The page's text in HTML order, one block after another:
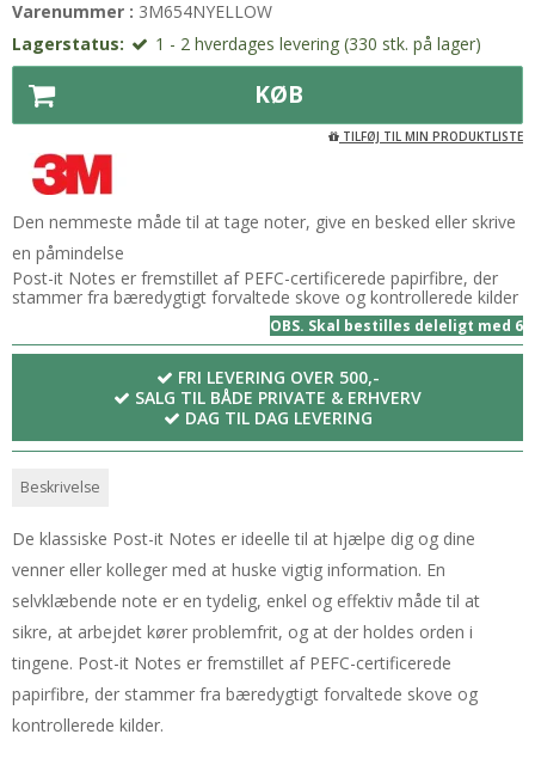
Varenummer : 3M654NYELLOW
Lagerstatus:
1 - 2 hverdages levering (330 stk. på lager)
KØB
TILFØJ TIL MIN PRODUKTLISTE
Den nemmeste måde til at tage noter, give en besked eller skrive
en påmindelse
Post-it Notes er fremstillet af PEFC-certificerede papirfibre, der
stammer fra bæredygtigt forvaltede skove og kontrollerede kilder
OBS. Skal bestilles deleligt med 6
FRI LEVERING OVER 500,-
SALG TIL BÅDE PRIVATE & ERHVERV
DAG TIL DAG LEVERING
Beskrivelse
De klassiske Post-it Notes er ideelle til at hjælpe dig og dine
venner eller kolleger med at huske vigtig information. En
selvklæbende note er en tydelig, enkel og effektiv måde til at
sikre, at arbejdet kører problemfrit, og at der holdes orden i
tingene. Post-it Notes er fremstillet af PEFC-certificerede
papirfibre, der stammer fra bæredygtigt forvaltede skove og
kontrollerede kilder.